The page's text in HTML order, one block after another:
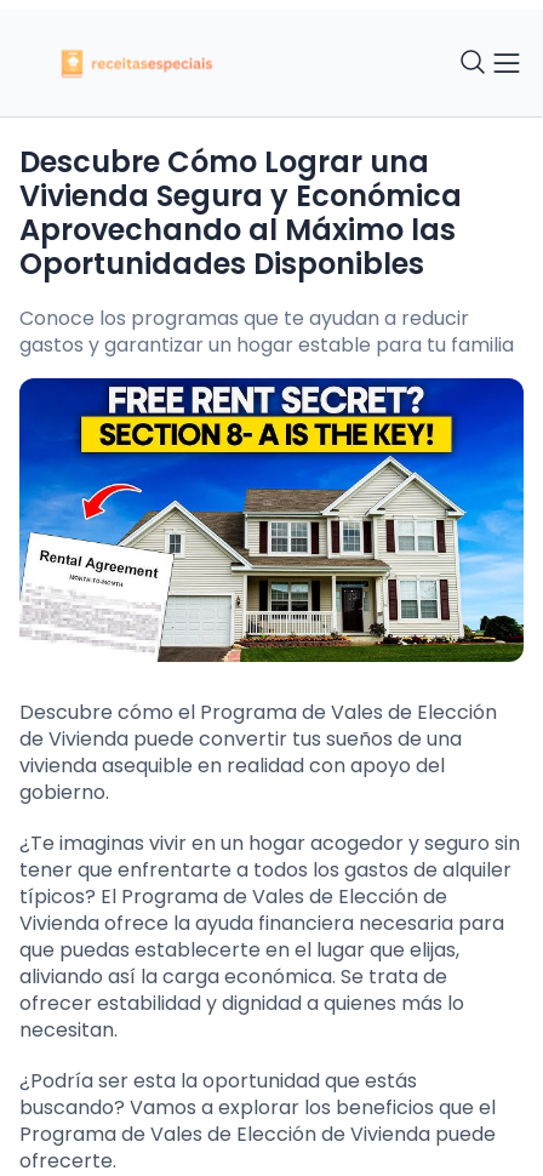
Descubre Cómo Lograr una
Vivienda Segura y Económica
Aprovechando al Máximo las
Oportunidades Disponibles
Conoce los programas que te ayudan a reducir
gastos y garantizar un hogar estable para tu familia
Descubre cómo el Programa de Vales de Elección
de Vivienda puede convertir tus sueños de una
vivienda asequible en realidad con apoyo del
gobierno.
¿Te imaginas vivir en un hogar acogedor y seguro sin
tener que enfrentarte a todos los gastos de alquiler
típicos? El Programa de Vales de Elección de
Vivienda ofrece la ayuda financiera necesaria para
que puedas establecerte en el lugar que elijas,
aliviando así la carga económica. Se trata de
ofrecer estabilidad y dignidad a quienes más lo
necesitan.
¿Podría ser esta la oportunidad que estás
buscando? Vamos a explorar los beneficios que el
Programa de Vales de Elección de Vivienda puede
ofrecerte.